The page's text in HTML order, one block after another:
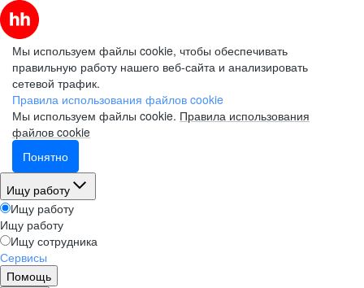
Мы используем файлы cookie, чтобы обеспечивать
правильную работу нашего веб-сайта и анализировать
сетевой трафик.
Правила использования файлов cookie
Мы используем файлы cookie. Правила использования
файлов cookie
Понятно
Ищу работу
Ищу работу
Ищу работу
Ищу сотрудника
Сервисы
Помощь